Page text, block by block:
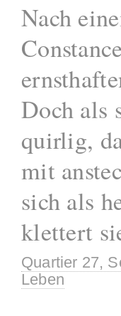
Nach
Doch als
quirlig,
mit
sich als
klettert
Quartier 27,
Leben